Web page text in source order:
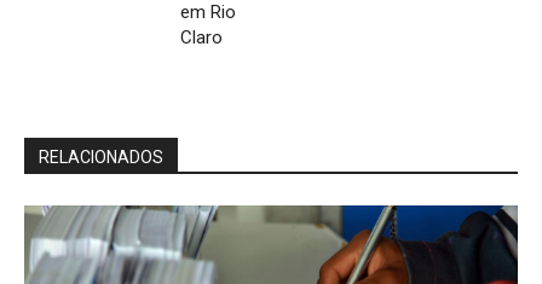
em Rio
Claro
RELACIONADOS